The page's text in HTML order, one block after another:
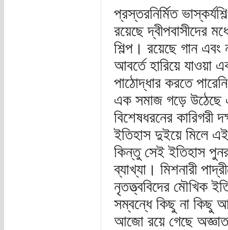
প্রস্তরনির্মিত
রয়েছে দ্বীপবাসীদের
শিল্প। রয়েছে গান
আবর্তে হারিয়ে যাওয়া
পাঠোদ্ধার করতে
এক সমাজ গড়ে উঠেছে
বিশেষধরনের কারিগরী
ইতিহাস দুইয়ে মিলে এই
কিন্তু সেই ইতিহাস
ব্যাখ্যা। মিশনারী
নৃতত্ত্ববিদের মৌখিক
সম্বন্ধে কিছু না কিছু
আজো রয়ে গেছে